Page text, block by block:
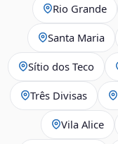
Rio Grande
Santa Maria
Sítio dos Teco
Três Divisas
Vila Alice